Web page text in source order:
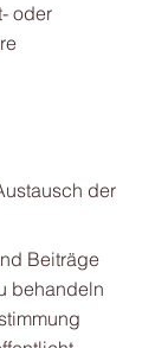
oder
der
Beiträge
behandeln